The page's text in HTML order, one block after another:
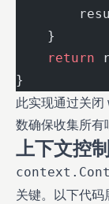
    }
    return
}
此实现通过关
数确保收集所有
上下文控
关键。以下代码